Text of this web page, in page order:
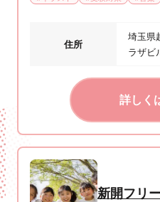
住所
埼玉県
ラザビ
詳しく
新開フリ